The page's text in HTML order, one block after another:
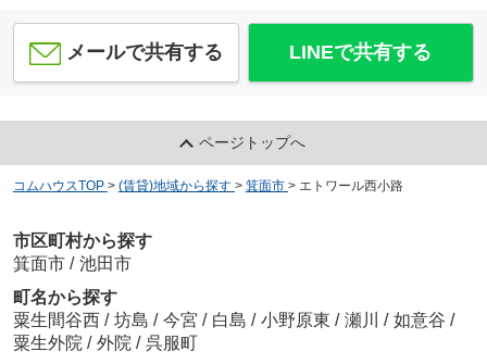
メールで共有する LINEで共有する
ページトップへ
コムハウスTOP > (賃貸)地域から探す > 箕面市 > エトワール西小路
市区町村から探す
箕面市 / 池田市
町名から探す
粟生間谷西 / 坊島 / 今宮 / 白島 / 小野原東 / 瀬川 / 如意谷 /
粟生外院 / 外院 / 呉服町